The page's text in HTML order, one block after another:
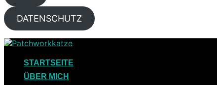
DATENSCHUTZ
Skip
contentSTARTSEITE
ÜBER MICH